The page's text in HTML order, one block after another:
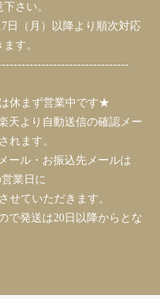
さい。
日（月）以降より順次対応
す。
休まず営業中です★
天より自動送信の確認メー
れます。
ール・お振込先メールは
業日に
ていただきます。
で発送は20日以降からとな